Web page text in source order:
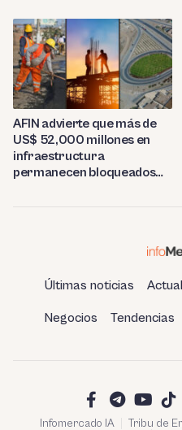
AFIN advierte que más de
US$ 52,000 millones en
infraestructura
permanecen bloqueados
Últimas noticias
Negocios Tendencias
Infomercado IA Tribu de